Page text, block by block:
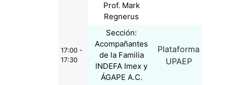
Prof. Mark
Regnerus
17:00 -
17:30
Sección:
Acompañantes
de la Familia
INDEFA Imex y
ÁGAPE A.C.
Plataforma
UPAEP